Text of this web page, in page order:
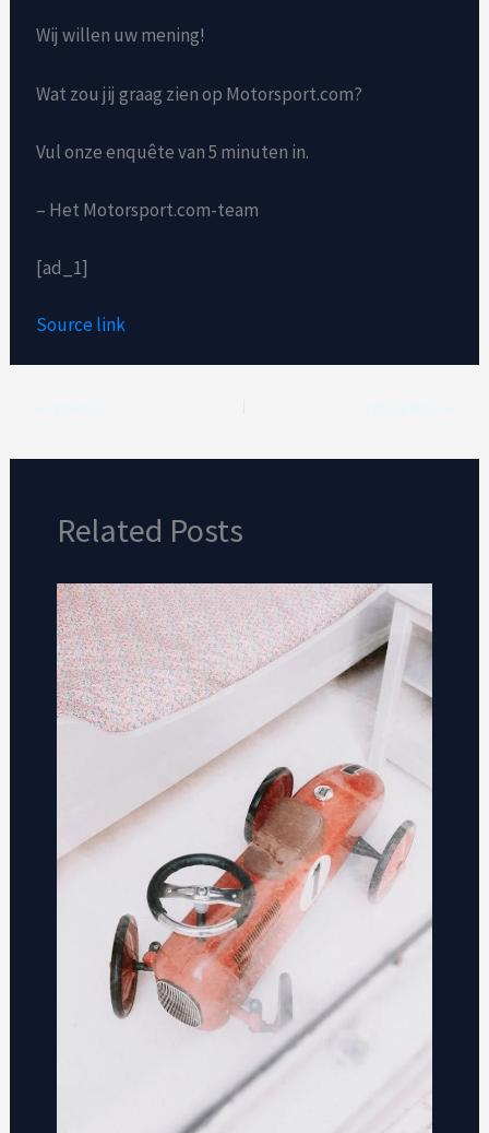
Wij willen uw mening!
Wat zou jij graag zien op Motorsport.com?
Vul onze enquête van 5 minuten in.
– Het Motorsport.com-team
[ad_1]
Source link
Related Posts